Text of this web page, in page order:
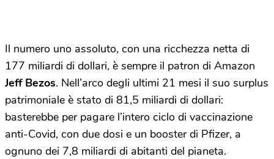
Il numero uno assoluto, con una ricchezza netta di
177 miliardi di dollari, è sempre il patron di Amazon
Jeff Bezos. Nell’arco degli ultimi 21 mesi il suo surplus
patrimoniale è stato di 81,5 miliardi di dollari:
basterebbe per pagare l’intero ciclo di vaccinazione
anti-Covid, con due dosi e un booster di Pfizer, a
ognuno dei 7,8 miliardi di abitanti del pianeta.